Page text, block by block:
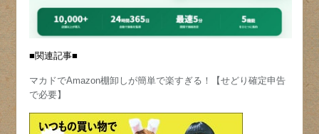
■関連記事■
マカドでAmazon棚卸しが簡単で楽すぎる！【せどり確定申告
で必要】